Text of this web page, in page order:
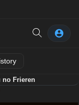
no Frieren